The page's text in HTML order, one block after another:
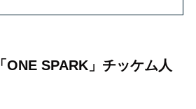
ONE SPARK」チッケム人